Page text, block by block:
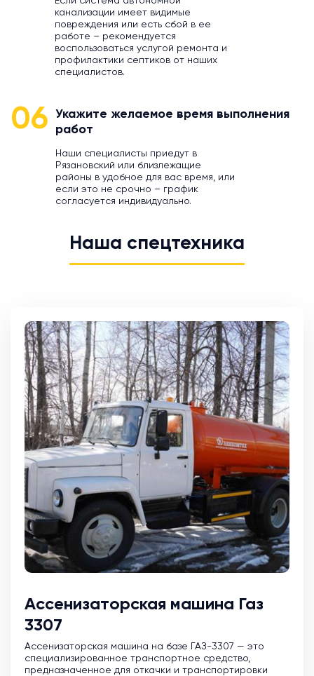
канализации имеет видимые
повреждения или есть сбой в ее
работе – рекомендуется
воспользоваться услугой ремонта и
профилактики септиков от наших
специалистов.
06
Укажите желаемое время выполнения
работ
Наши специалисты приедут в
Рязановский или близлежащие
районы в удобное для вас время, или
если это не срочно – график
согласуется индивидуально.
Наша спецтехника
Ассенизаторская машина Газ
3307
Ассенизаторская машина на базе ГАЗ-3307 — это
специализированное транспортное средство,
предназначенное для откачки и транспортировки